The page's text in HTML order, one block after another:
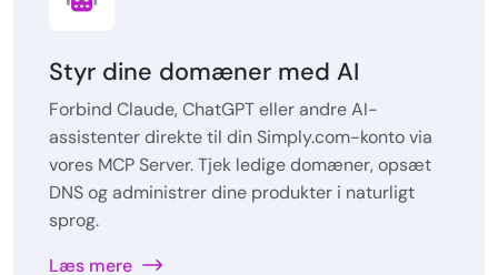
Styr dine domæner med AI
Forbind Claude, ChatGPT eller andre AI-
assistenter direkte til din Simply.com-konto via
vores MCP Server. Tjek ledige domæner, opsæt
DNS og administrer dine produkter i naturligt
sprog.
Læs mere